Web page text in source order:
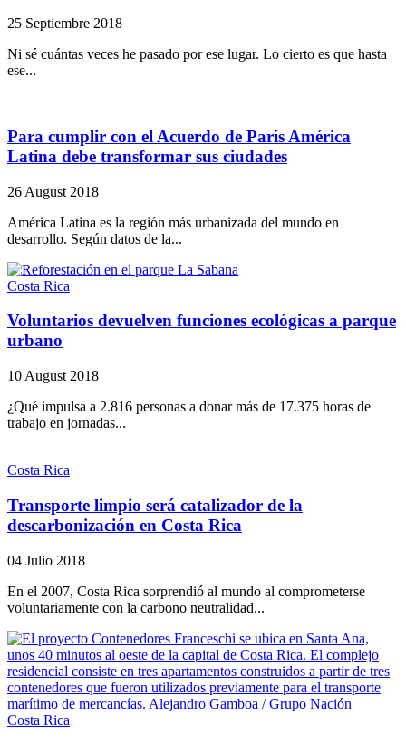
25 Septiembre 2018
Ni sé cuántas veces he pasado por ese lugar. Lo cierto es que hasta
ese...
Para cumplir con el Acuerdo de París América
Latina debe transformar sus ciudades
26 August 2018
América Latina es la región más urbanizada del mundo en
desarrollo. Según datos de la...
Costa Rica
Voluntarios devuelven funciones ecológicas a parque
urbano
10 August 2018
¿Qué impulsa a 2.816 personas a donar más de 17.375 horas de
trabajo en jornadas...
Costa Rica
Transporte limpio será catalizador de la
descarbonización en Costa Rica
04 Julio 2018
En el 2007, Costa Rica sorprendió al mundo al comprometerse
voluntariamente con la carbono neutralidad...
Costa Rica